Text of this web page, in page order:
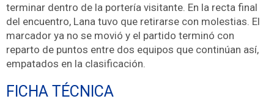
terminar dentro de la portería visitante. En la recta final
del encuentro, Lana tuvo que retirarse con molestias. El
marcador ya no se movió y el partido terminó con
reparto de puntos entre dos equipos que continúan así,
empatados en la clasificación.
FICHA TÉCNICA